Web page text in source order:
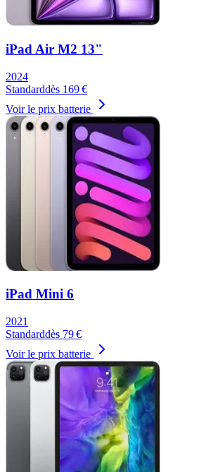
iPad Air M2 13"
2024
Standarddès 169€
Voir le prix batterie
iPad Mini 6
2021
Standarddès 79€
Voir le prix batterie